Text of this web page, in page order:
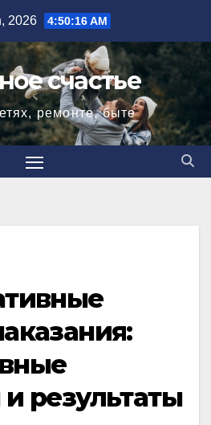
2026 4:50:17 AM
счастье
ремонте, быте
результаты